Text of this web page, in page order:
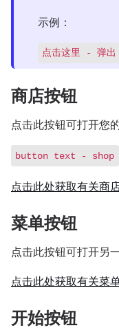
示例：
点击这里 - 弹出
商店按钮
点击此按钮可打开您
button text - shop
点击此处获取有关商
菜单按钮
点击此按钮可打开另
点击此处获取有关菜
开始按钮